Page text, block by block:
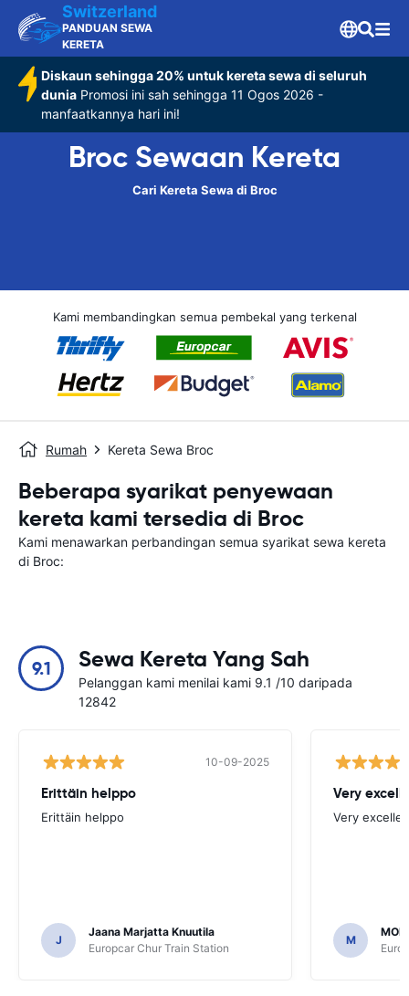
Switzerland
PANDUAN SEWA
KERETA
Diskaun sehingga 20% untuk kereta sewa di seluruh
dunia Promosi ini sah sehingga 11 Ogos 2026 -
manfaatkannya hari ini!
Broc Sewaan Kereta
Cari Kereta Sewa di Broc
Kami membandingkan semua pembekal yang terkenal
Rumah Kereta Sewa Broc
Beberapa syarikat penyewaan
kereta kami tersedia di Broc
Kami menawarkan perbandingan semua syarikat sewa kereta
di Broc:
9.1 Sewa Kereta Yang Sah
Pelanggan kami menilai kami 9.1 /10 daripada
12842
10-09-2025
Erittäin helppo
Erittäin helppo
J
Jaana Marjatta Knuutila
Europcar Chur Train Station
Very
Very
M